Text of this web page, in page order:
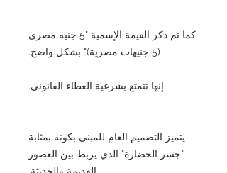
كما تم ذكر القيمة الإسمية "5 جنيه مصري
(5 جنيهات مصرية)" بشكل واضح.
إنها تتمتع بشرعية العطاء القانوني.
يتميز التصميم العام للمبنى بكونه بمثابة
"جسر الحضارة" الذي يربط بين العصور
القديمة والحديثة.